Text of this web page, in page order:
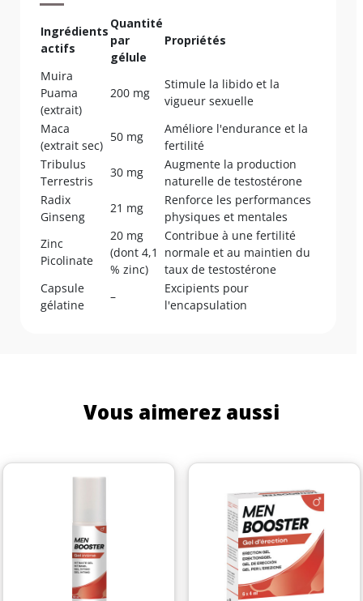
Ingrédients
actifs
Quantité
par
gélule
Propriétés
Muira
Puama
(extrait)
200 mg
Stimule la libido et la
vigueur sexuelle
Maca
(extrait sec)
50 mg
Améliore l'endurance et la
fertilité
Tribulus
Terrestris
30 mg
Augmente la production
naturelle de testostérone
Radix
Ginseng
21 mg
Renforce les performances
physiques et mentales
Zinc
Picolinate
20 mg
(dont 4,1
% zinc)
Contribue à une fertilité
normale et au maintien du
taux de testostérone
Capsule
gélatine
–
Excipients pour
l'encapsulation
Vous aimerez aussi